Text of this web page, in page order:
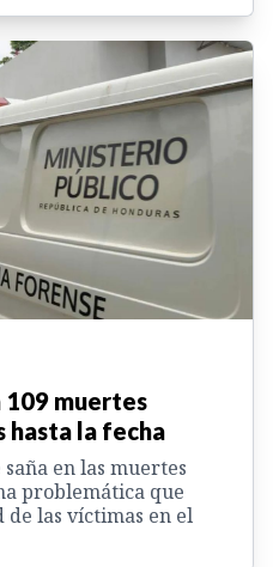
muertes
hasta la fecha
en las muertes
problemática que
las víctimas en el